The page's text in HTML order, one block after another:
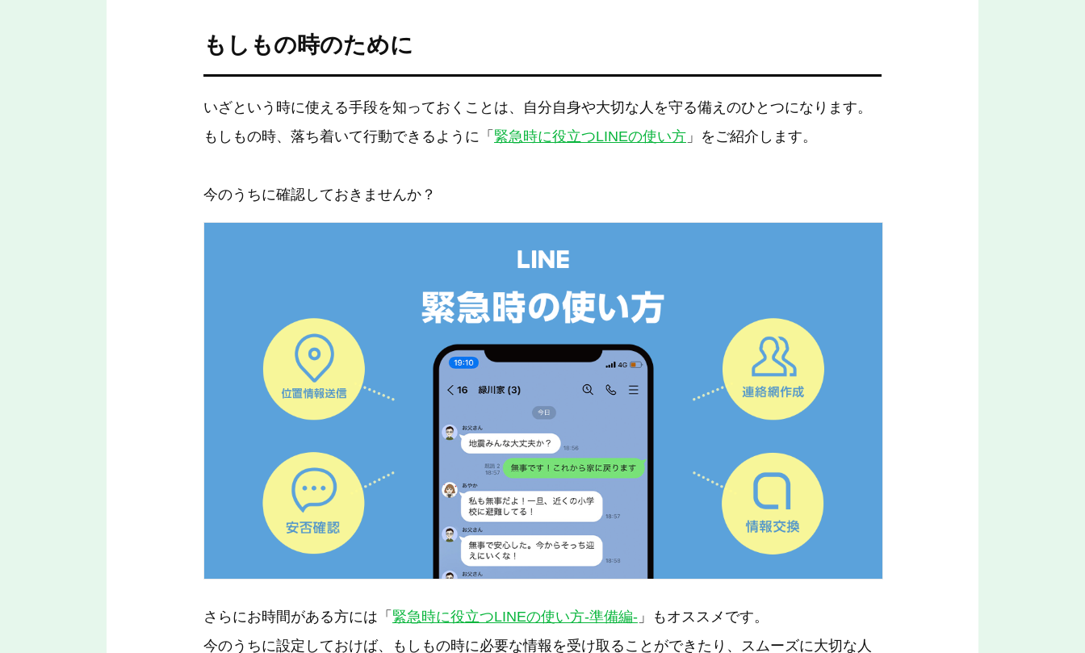
もしもの時のために
いざという時に使える手段を知っておくことは、自分自身や大切な人を守る備えのひとつになります。
もしもの時、落ち着いて行動できるように「 緊急時に役立つLINEの使い方 」をご紹介します。
今のうちに確認しておきませんか？
さらにお時間がある方には「 緊急時に役立つLINEの使い方-準備編- 」もオススメです。
今のうちに設定しておけば、もしもの時に必要な情報を受け取ることができたり、スムーズに大切な人